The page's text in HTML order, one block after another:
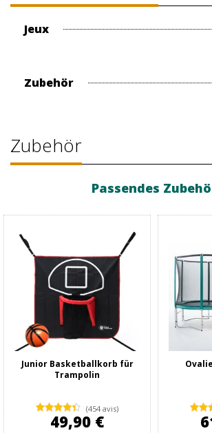
Jeux
Zubehör
Zubehör
Passendes
Junior Basketballkorb für
Trampolin
(454 avis)
49,90 €